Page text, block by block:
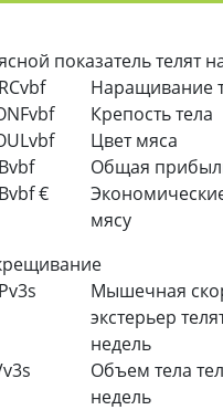
показатель телят
Наращивание
Крепость тела
Цвет мяса
Общая
€
мясу
Мышечная
экстерьер
недель
Объем тела
недель